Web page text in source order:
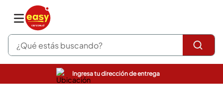
¿Qué estás buscando?
Ingresa tu dirección de entrega
pinturas